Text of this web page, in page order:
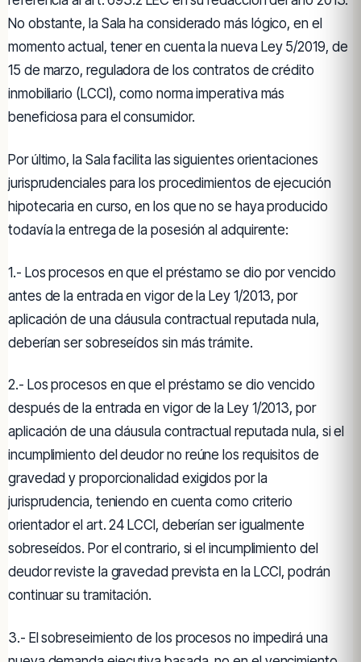
No obstante, la Sala ha considerado más lógico, en el
momento actual, tener en cuenta la nueva Ley 5/2019, de
15 de marzo, reguladora de los contratos de crédito
inmobiliario (LCCI), como norma imperativa más
beneficiosa para el consumidor.
Por último, la Sala facilita las siguientes orientaciones
jurisprudenciales para los procedimientos de ejecución
hipotecaria en curso, en los que no se haya producido
todavía la entrega de la posesión al adquirente:
1.- Los procesos en que el préstamo se dio por vencido
antes de la entrada en vigor de la Ley 1/2013, por
aplicación de una cláusula contractual reputada nula,
deberían ser sobreseídos sin más trámite.
2.- Los procesos en que el préstamo se dio vencido
después de la entrada en vigor de la Ley 1/2013, por
aplicación de una cláusula contractual reputada nula, si el
incumplimiento del deudor no reúne los requisitos de
gravedad y proporcionalidad exigidos por la
jurisprudencia, teniendo en cuenta como criterio
orientador el art. 24 LCCI, deberían ser igualmente
sobreseídos. Por el contrario, si el incumplimiento del
deudor reviste la gravedad prevista en la LCCI, podrán
continuar su tramitación.
3.- El sobreseimiento de los procesos no impedirá una